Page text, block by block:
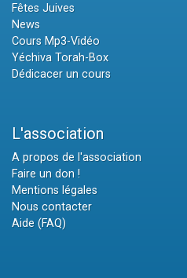
Fêtes Juives
News
Cours Mp3-Vidéo
Yéchiva Torah-Box
Dédicacer un cours
L'association
A propos de l'association
Faire un don !
Mentions légales
Nous contacter
Aide (FAQ)